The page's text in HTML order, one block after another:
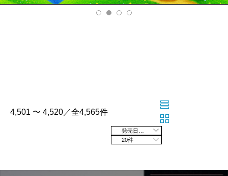
v
xt
4,501 〜 4,520／全4,565件
20件